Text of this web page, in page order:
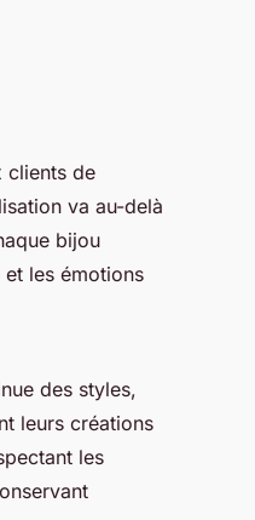
clients de
va au-delà
bijou
les émotions
des styles,
leurs créations
les